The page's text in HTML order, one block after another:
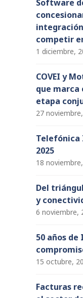
Software
competir
1 diciembre,
COVEI y
que marca
etapa
27
Telefónica
2025
18
Del
y
6 noviembre,
50 años de
15 octubre,
Facturas